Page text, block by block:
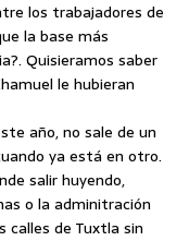
los trabajadores de
la base más
Quisieramos saber
le hubieran
año, no sale de un
ya está en otro.
salir huyendo,
o la adminitración
calles de Tuxtla sin